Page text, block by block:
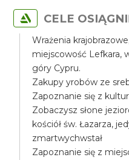
CELE
Wrażenia
miejscowość Lefkara,
góry Cypru.
Zakupy yrobów ze
Zapoznanie się z
Zobaczysz słone
kościół św. Łazarza,
zmartwychwstał
Zapoznanie się z